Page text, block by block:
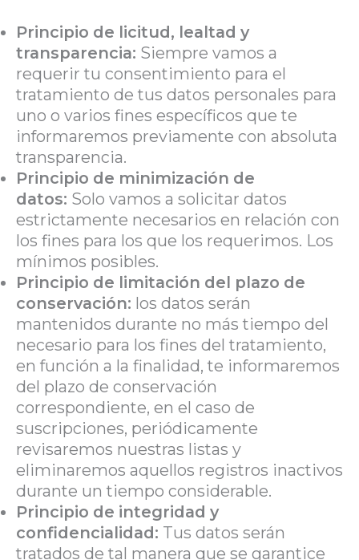
Principio de licitud, lealtad y
transparencia: Siempre vamos a
requerir tu consentimiento para el
tratamiento de tus datos personales para
uno o varios fines específicos que te
informaremos previamente con absoluta
transparencia.
Principio de minimización de
datos: Solo vamos a solicitar datos
estrictamente necesarios en relación con
los fines para los que los requerimos. Los
mínimos posibles.
Principio de limitación del plazo de
conservación: los datos serán
mantenidos durante no más tiempo del
necesario para los fines del tratamiento,
en función a la finalidad, te informaremos
del plazo de conservación
correspondiente, en el caso de
suscripciones, periódicamente
revisaremos nuestras listas y
eliminaremos aquellos registros inactivos
durante un tiempo considerable.
Principio de integridad y
confidencialidad: Tus datos serán
tratados de tal manera que se garantice